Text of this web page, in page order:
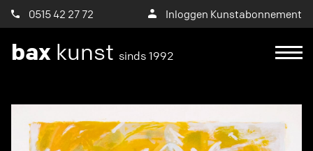
0515 42 27 72 Inloggen Kunstabonnement
bax kunst sinds 1992